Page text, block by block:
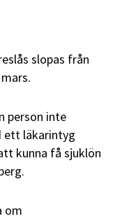
slopas från
person inte
ett läkarintyg
kunna få sjuklön
om